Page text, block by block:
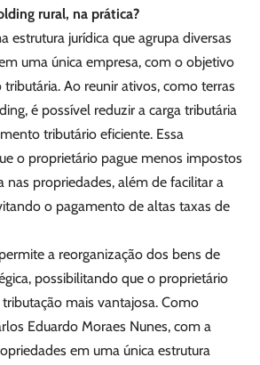
rural, na prática?
estrutura jurídica que agrupa diversas
uma única empresa, com o objetivo
Ao reunir ativos, como terras
é possível reduzir a carga tributária
tributário eficiente. Essa
o proprietário pague menos impostos
nas propriedades, além de facilitar a
o pagamento de altas taxas de
a reorganização dos bens de
possibilitando que o proprietário
mais vantajosa. Como
Eduardo Moraes Nunes, com a
em uma única estrutura